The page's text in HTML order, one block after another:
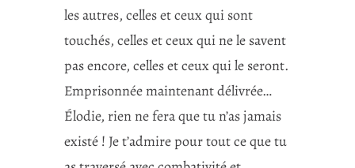
les autres, celles et ceux qui sont
touchés, celles et ceux qui ne le savent
pas encore, celles et ceux qui le seront.
Emprisonnée maintenant délivrée…
Élodie, rien ne fera que tu n’as jamais
existé ! Je t’admire pour tout ce que tu